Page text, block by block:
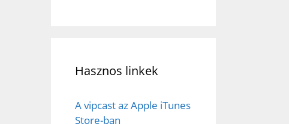
Hasznos linkek
A vipcast az Apple iTunes
Store-ban